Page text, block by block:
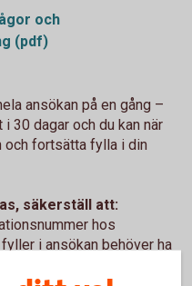
och
(pdf)
ansökan på en gång –
30 dagar och du kan när
och fortsätta fylla i din
säkerställ att:
hos
i ansökan behöver ha